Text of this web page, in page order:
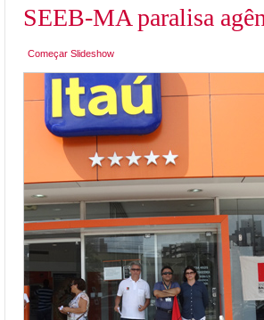
SEEB-MA paralisa
Começar Slideshow